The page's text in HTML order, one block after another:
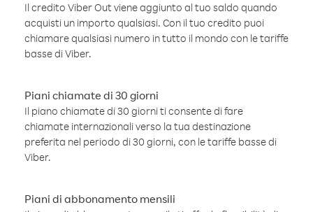
Il credito Viber Out viene aggiunto al tuo saldo quando
acquisti un importo qualsiasi. Con il tuo credito puoi
chiamare qualsiasi numero in tutto il mondo con le tariffe
basse di Viber.
Piani chiamate di 30 giorni
Il piano chiamate di 30 giorni ti consente di fare
chiamate internazionali verso la tua destinazione
preferita nel periodo di 30 giorni, con le tariffe basse di
Viber.
Piani di abbonamento mensili